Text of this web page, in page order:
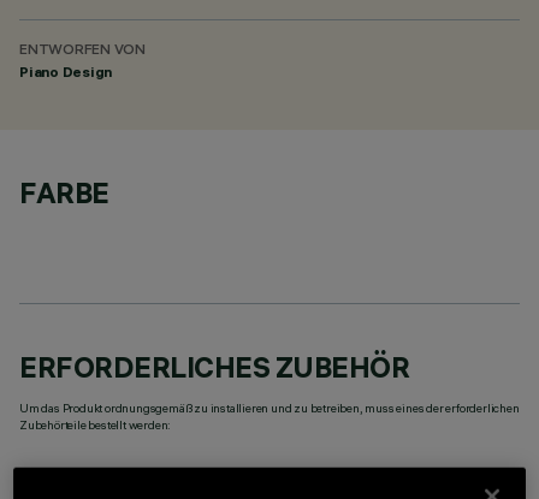
ENTWORFEN VON
Piano Design
FARBE
ERFORDERLICHES ZUBEHÖR
Um das Produkt ordnungsgemäß zu installieren und zu betreiben, muss eines der erforderlichen
Zubehörteile bestellt werden: